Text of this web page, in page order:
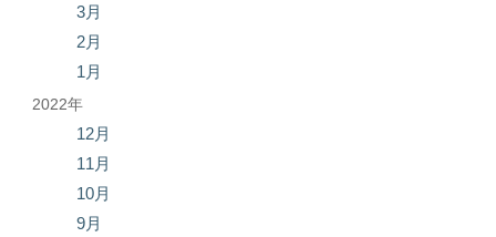
3月
2月
1月
2022年
12月
11月
10月
9月